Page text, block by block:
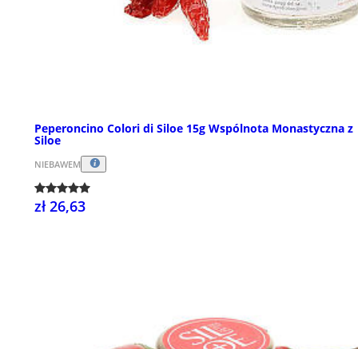
Peperoncino Colori di Siloe 15g Wspólnota Monastyczna z
Siloe
NIEBAWEM
zł 26,63